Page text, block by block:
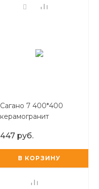
Сагано 7 400*400
керамогранит
447 руб.
В КОРЗИНУ